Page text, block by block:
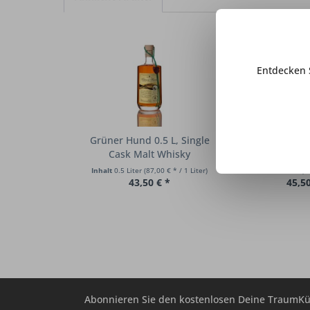
Grüner Hund 0.5 L, Single
Cask Malt Whisky
Inhalt 0.5 Liter (87,00 € * / 1 Liter)
43,50 € *
Abonnieren Sie den kostenlosen Deine
Entdecken